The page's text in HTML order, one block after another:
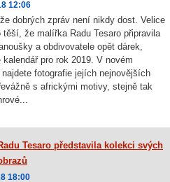
12:06
dobrých zpráv není nikdy dost. Velice
těší, že malířka Radu Tesaro připravila
a obdivovatele opět dárek,
kalendář pro rok 2019. V novém
najdete fotografie jejích nejnovějších
s africkými motivy, stejně tak
Tesaro představila kolekci svých
18:00